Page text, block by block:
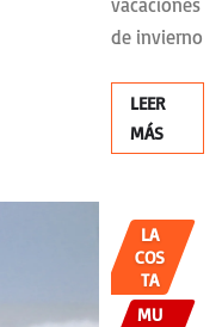
vacaciones
de invierno
LEER
MÁS
LA
COS
TA
MU